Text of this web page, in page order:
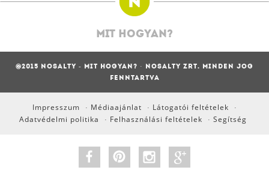
MIT HOGYAN?
@2015 NOSALTY - MIT HOGYAN? · NOSALTY ZRT. MINDEN JOG
FENNTARTVA
Impresszum · Médiaajánlat · Látogatói feltételek ·
Adatvédelmi politika · Felhasználási feltételek · Segítség